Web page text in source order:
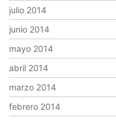
julio 2014
junio 2014
mayo 2014
abril 2014
marzo 2014
febrero 2014